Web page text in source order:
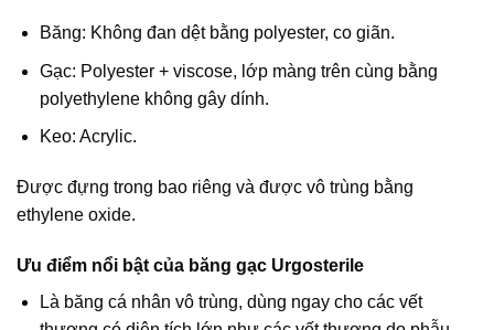
Băng: Không đan dệt bằng polyester, co giãn.
Gạc: Polyester + viscose, lớp màng trên cùng bằng
polyethylene không gây dính.
Keo: Acrylic.
Được đựng trong bao riêng và được vô trùng bằng
ethylene oxide.
Ưu điểm nổi bật của băng gạc Urgosterile
Là băng cá nhân vô trùng, dùng ngay cho các vết